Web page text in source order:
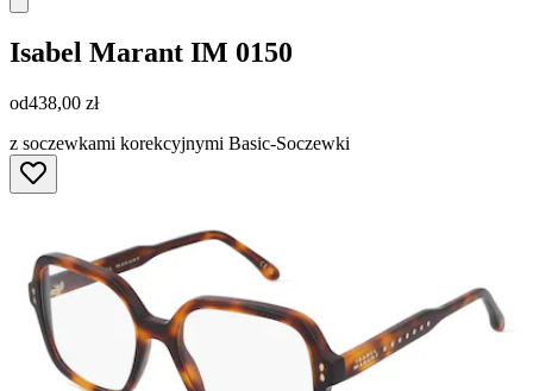
Isabel Marant IM 0150
od438,00 zł
z soczewkami korekcyjnymi Basic-Soczewki